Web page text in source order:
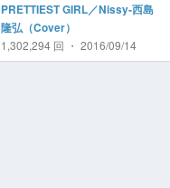
PRETTIEST GIRL／Nissy-西島
隆弘（Cover）
1,302,294 回 ・ 2016/09/14